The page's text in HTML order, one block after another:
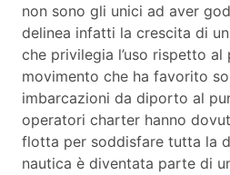
non sono gli unici ad aver
delinea infatti la crescita di
che privilegia l’uso rispetto al
movimento che ha favorito
imbarcazioni da diporto al
operatori charter hanno
flotta per soddisfare tutta la
nautica è diventata parte di